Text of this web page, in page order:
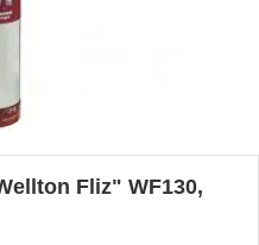
Fliz" WF130,